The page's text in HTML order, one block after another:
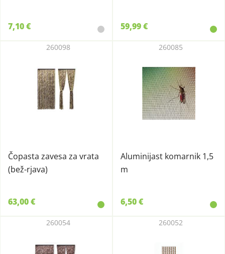
7,10 € 59,99 €
Čopasta zavesa za vrata
(bež-rjava)
260098
63,00 €
Aluminijast komarnik 1,5
m
260085
6,50 €
260054 260052